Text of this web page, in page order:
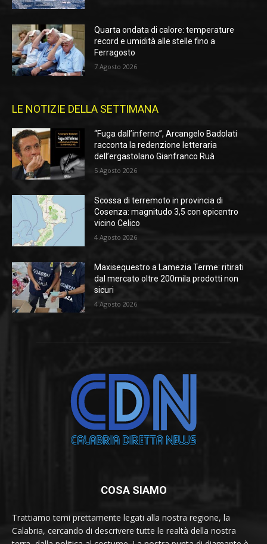
Quarta ondata di calore: temperature
record e umidità alle stelle fino a
Ferragosto
7 Agosto 2026
LE NOTIZIE DELLA SETTIMANA
“Fuga dall’inferno”, Arcangelo Badolati
racconta la redenzione letteraria
dell’ergastolano Gianfranco Ruà
5 Agosto 2026
Scossa di terremoto in provincia di
Cosenza: magnitudo 3,5 con epicentro
vicino Celico
4 Agosto 2026
Maxisequestro a Lamezia Terme: ritirati
dal mercato oltre 200mila prodotti non
sicuri
4 Agosto 2026
COSA SIAMO
Trattiamo temi prettamente legati alla nostra regione, la
Calabria, cercando di descrivere tutte le realtà della nostra